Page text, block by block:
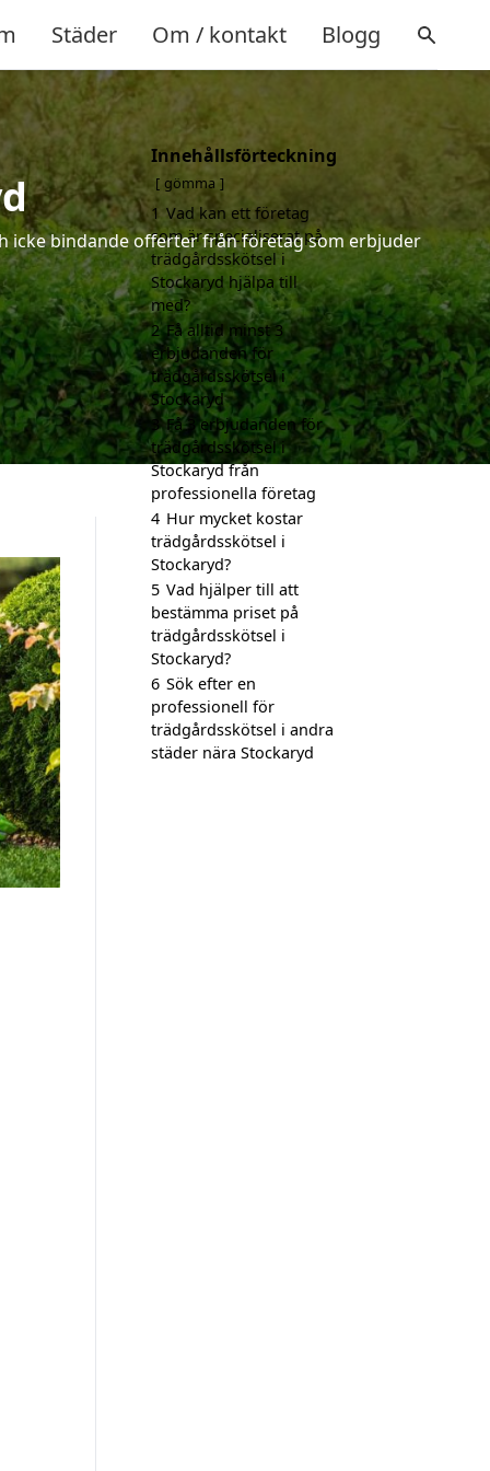
Städer Om / kontakt Blogg
icke bindande offerter från företag som erbjuder
Innehållsförteckning
gömma
1 Vad kan ett företag
som är specialiserat på
trädgårdsskötsel i
Stockaryd hjälpa till
med?
2 Få alltid minst 3
erbjudanden för
trädgårdsskötsel i
Stockaryd
3 Få 3 erbjudanden för
trädgårdsskötsel i
Stockaryd från
professionella företag
4 Hur mycket kostar
trädgårdsskötsel i
Stockaryd?
5 Vad hjälper till att
bestämma priset på
trädgårdsskötsel i
Stockaryd?
6 Sök efter en
professionell för
trädgårdsskötsel i andra
städer nära Stockaryd